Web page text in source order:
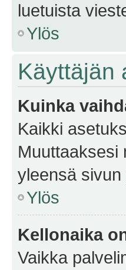
luetuista
Ylös
Käyttäjän
Kuinka
Kaikki
yleensä
Ylös
Kellonaika
Vaikka